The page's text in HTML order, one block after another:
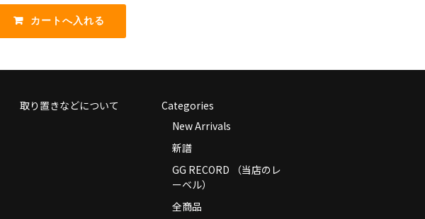
さ
い。
っ
て
取り置きなどについて
Categories
New Arrivals
新譜
GG RECORD （当店のレ
ーベル）
全商品